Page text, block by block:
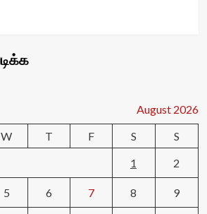
August 2026
W T F S
S
1
2
5 6 7 8 9